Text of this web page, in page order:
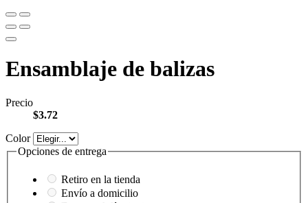
Ensamblaje de balizas
Precio
$3.72
Color
Opciones de entrega
Retiro en la tienda
Envío a domicilio